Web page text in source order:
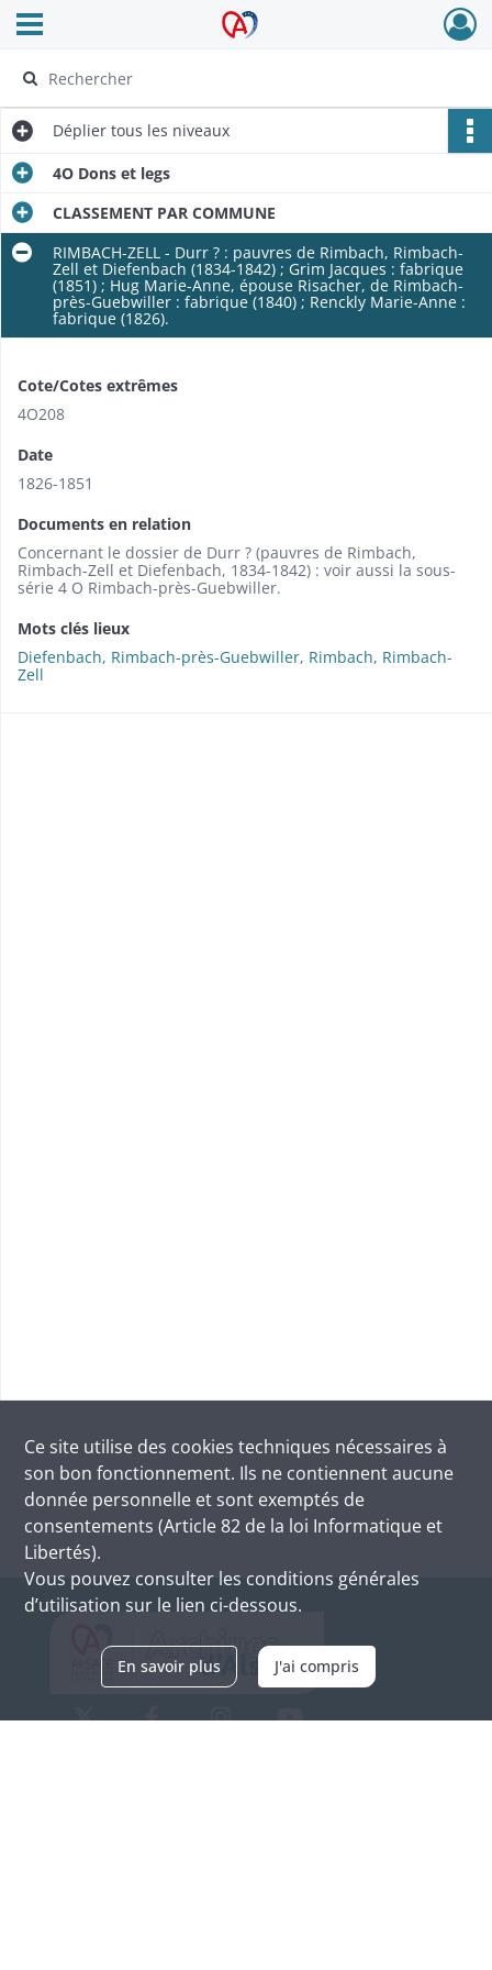
Archives Alsace - Colmar
Ouvrir le menu déroulant
Déplier tous les niveaux
4O Dons et legs
CLASSEMENT PAR COMMUNE
RIMBACH-ZELL - Durr ? : pauvres de Rimbach, Rimbach-
Zell et Diefenbach (1834-1842) ; Grim Jacques : fabrique
(1851) ; Hug Marie-Anne, épouse Risacher, de Rimbach-
près-Guebwiller : fabrique (1840) ; Renckly Marie-Anne :
fabrique (1826).
Cote/Cotes extrêmes
4O208
Date
1826-1851
Documents en relation
Concernant le dossier de Durr ? (pauvres de Rimbach,
Rimbach-Zell et Diefenbach, 1834-1842) : voir aussi la sous-
série 4 O Rimbach-près-Guebwiller.
Mots clés lieux
Diefenbach, Rimbach-près-Guebwiller, Rimbach, Rimbach-
Zell
Ce site utilise des cookies techniques nécessaires à
son bon fonctionnement. Ils ne contiennent aucune
donnée personnelle et sont exemptés de
consentements (Article 82 de la loi Informatique et
Libertés).
Vous pouvez consulter les conditions générales
d’utilisation sur le lien ci-dessous.
En savoir plus J'ai compris